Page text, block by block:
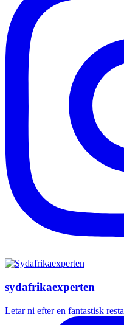
sydafrikaexperten
Letar ni efter en fantastisk